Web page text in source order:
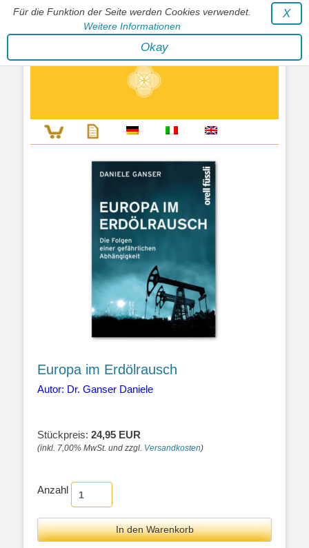
Für die Funktion der Seite werden Cookies verwendet.
Weitere Informationen
X
Okay
Stephan Wunderlich Verlag
Literatur zur Förderung der Gestaltfähigkeit des Lebens
Europa im Erdölrausch
Autor: Dr. Ganser Daniele
Stückpreis: 24,95 EUR
(inkl. 7,00% MwSt. und zzgl. Versandkosten)
Anzahl